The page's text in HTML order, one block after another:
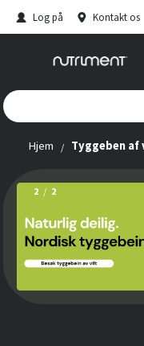
Log på Kontakt os
Hjem Tyggeben af
2 / 2